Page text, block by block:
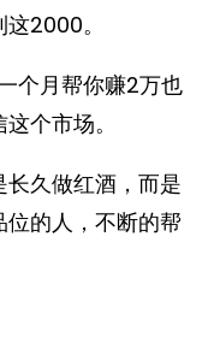
2000。
个月帮你赚2万也
个市场。
久做红酒，而是
的人，不断的帮